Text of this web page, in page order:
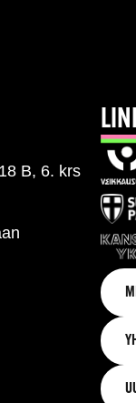
B, 6. krs